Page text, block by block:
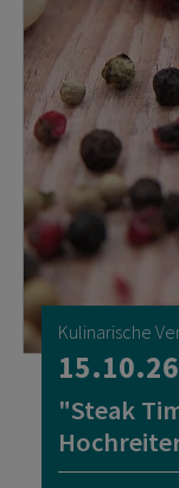
Kulinarische
15.10.26
"Steak